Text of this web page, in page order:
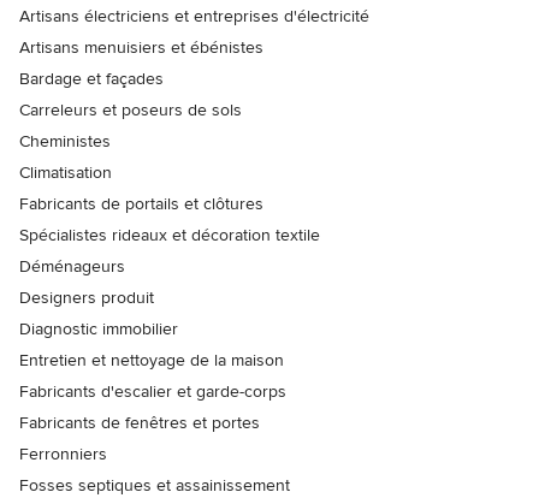
Artisans électriciens et entreprises d'électricité
Artisans menuisiers et ébénistes
Bardage et façades
Carreleurs et poseurs de sols
Cheministes
Climatisation
Fabricants de portails et clôtures
Spécialistes rideaux et décoration textile
Déménageurs
Designers produit
Diagnostic immobilier
Entretien et nettoyage de la maison
Fabricants d'escalier et garde-corps
Fabricants de fenêtres et portes
Ferronniers
Fosses septiques et assainissement